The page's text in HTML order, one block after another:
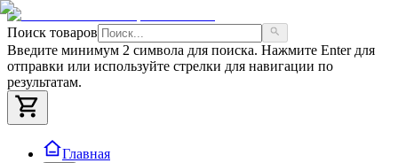
Поиск товаров
Введите минимум 2 символа для поиска. Нажмите Enter для
отправки или используйте стрелки для навигации по
результатам.
Главная